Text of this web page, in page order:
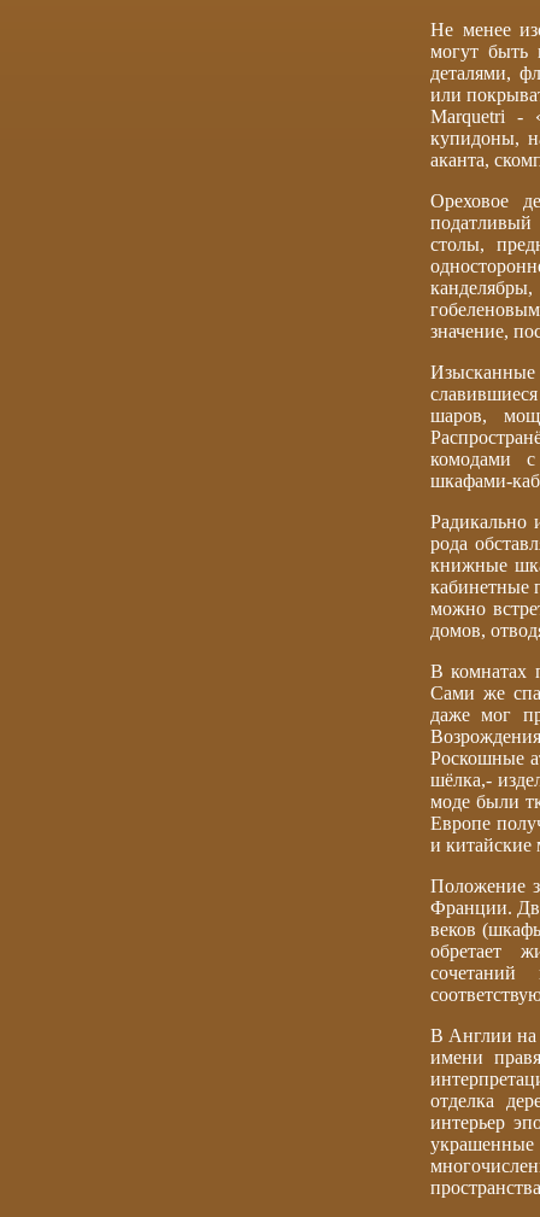
Не менее
могут быть
деталями,
или
Marquetri -
купидоны,
аканта,
Ореховое
податливый
столы,
значение,
шаров,
комодами
шкафами-
Радикально
рода
книжные
кабинетные
можно
домов,
В комнатах
Сами же
даже мог
Роскошные
шёлка,-
моде были
Европе
и
Положение
Франции.
веков
обретает
В Англии на
имени
отделка
интерьер